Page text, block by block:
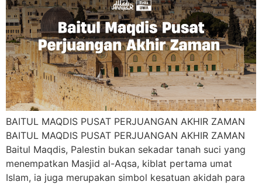
BAITUL MAQDIS PUSAT PERJUANGAN AKHIR ZAMAN
BAITUL MAQDIS PUSAT PERJUANGAN AKHIR ZAMAN
Baitul Maqdis, Palestin bukan sekadar tanah suci yang
menempatkan Masjid al-Aqsa, kiblat pertama umat
Islam, ia juga merupakan simbol kesatuan akidah para